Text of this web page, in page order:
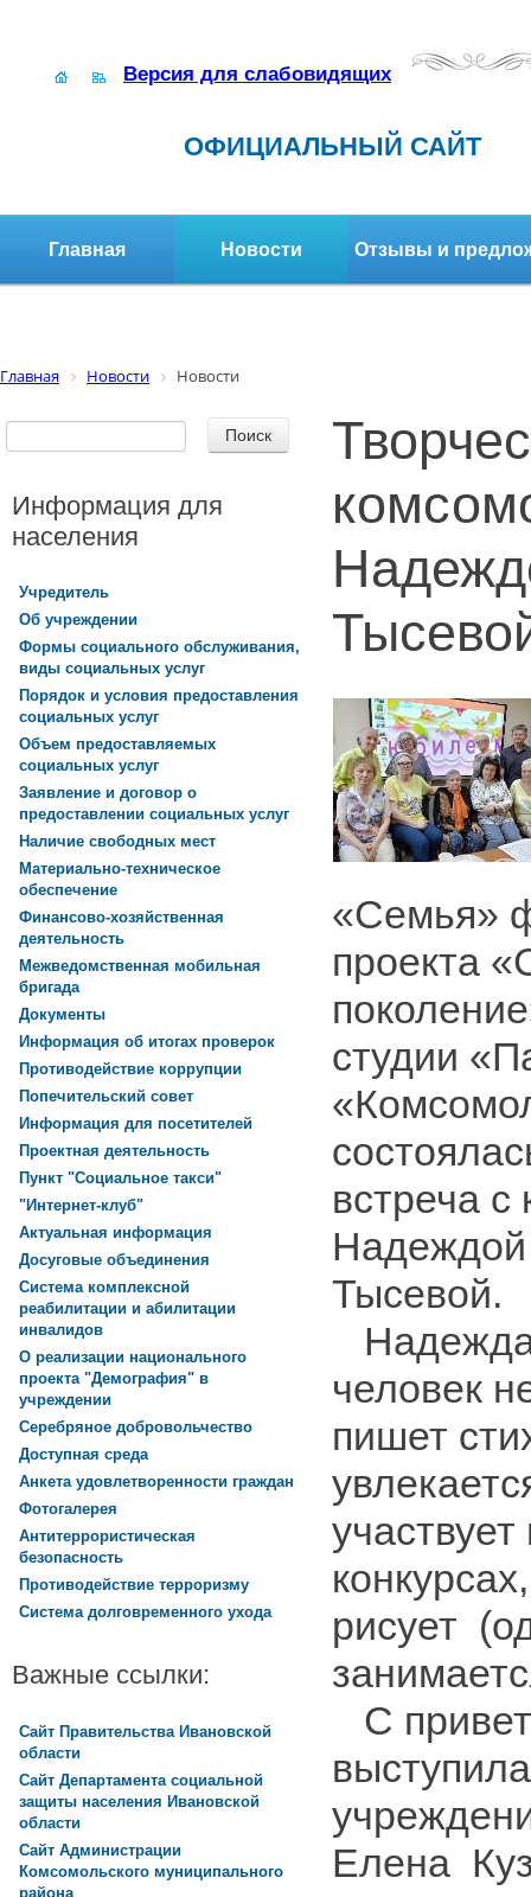
Версия для слабовидящих
ОФИЦИАЛЬНЫЙ САЙТ
Главная Новости Отзывы и
Главная Новости Новости
«Семья»
проекта
студии
встреча с
Тысевой.
человек
пишет
конкурсах,
рисует
С
Елена
Информация для
населения
Учредитель
Об учреждении
Формы социального обслуживания,
виды социальных услуг
Порядок и условия предоставления
социальных услуг
Объем предоставляемых
социальных услуг
Заявление и договор о
предоставлении социальных услуг
Наличие свободных мест
Материально-техническое
обеспечение
Финансово-хозяйственная
деятельность
Межведомственная мобильная
бригада
Документы
Информация об итогах проверок
Противодействие коррупции
Попечительский совет
Информация для посетителей
Проектная деятельность
Пункт "Социальное такси"
"Интернет-клуб"
Актуальная информация
Досуговые объединения
Система комплексной
реабилитации и абилитации
инвалидов
О реализации национального
проекта "Демография" в
учреждении
Серебряное добровольчество
Доступная среда
Анкета удовлетворенности граждан
Фотогалерея
Антитеррористическая
безопасность
Противодействие терроризму
Система долговременного ухода
Важные ссылки:
Сайт Правительства Ивановской
области
Сайт Департамента социальной
защиты населения Ивановской
области
Сайт Администрации
Комсомольского муниципального
района